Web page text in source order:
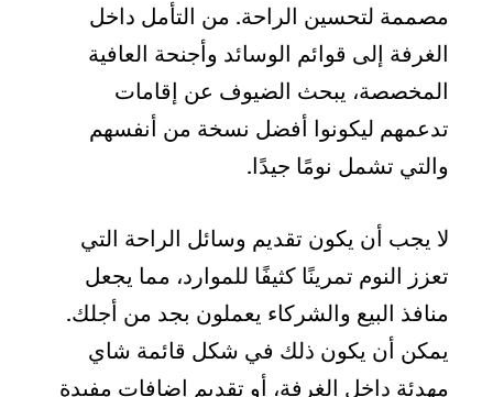
مصممة لتحسين الراحة. من التأمل داخل
الغرفة إلى قوائم الوسائد وأجنحة العافية
المخصصة، يبحث الضيوف عن إقامات
تدعمهم ليكونوا أفضل نسخة من أنفسهم
والتي تشمل نومًا جيدًا.
لا يجب أن يكون تقديم وسائل الراحة التي
تعزز النوم تمرينًا كثيفًا للموارد، مما يجعل
منافذ البيع والشركاء يعملون بجد من أجلك.
يمكن أن يكون ذلك في شكل قائمة شاي
مهدئة داخل الغرفة، أو تقديم إضافات مفيدة